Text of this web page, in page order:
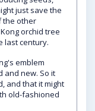
just save the
the other
orchid tree
last century.
emblem
and new. So it
and that it might
old-fashioned